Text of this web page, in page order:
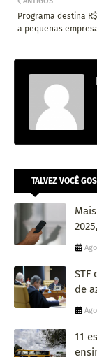
Programa destina
a pequenas
TALVEZ VOCÊ
STF
de
11